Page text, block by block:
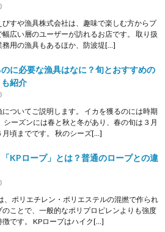
びすや漁具株式会社は、趣味で楽しむ方からプ
幅広い層のユーザーが訪れるお店です。 取り扱
務用の漁具もあるほか、防波堤[…]
に必要な漁具はなに？旬とおすすめの
紹介
ついてご説明します。 イカを獲るのには時期
シーズンには春と秋と冬があり、春の旬は３月
月頃までです。 秋のシーズ[…]
KPロープ」とは？普通のロープとの違
、ポリエチレン・ポリエステルの混撚で作られ
のことで、一般的なポリプロピレンよりも強度
徴です。 KPロープはハイク[…]